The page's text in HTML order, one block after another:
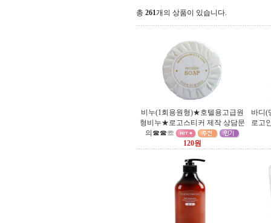
총 261개의 상품이 있습니다.
비누(1회용원형)★호텔용고급원
형비누★로고스티커 제작 상담문
의☎☎☏
120원
바디(
로고